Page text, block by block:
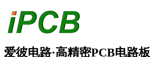
爱彼电路·高精密PCB电路板